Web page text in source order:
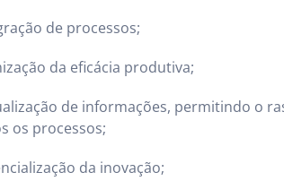
de processos;
da eficácia produtiva;
de informações, permitindo o
os processos;
da inovação;